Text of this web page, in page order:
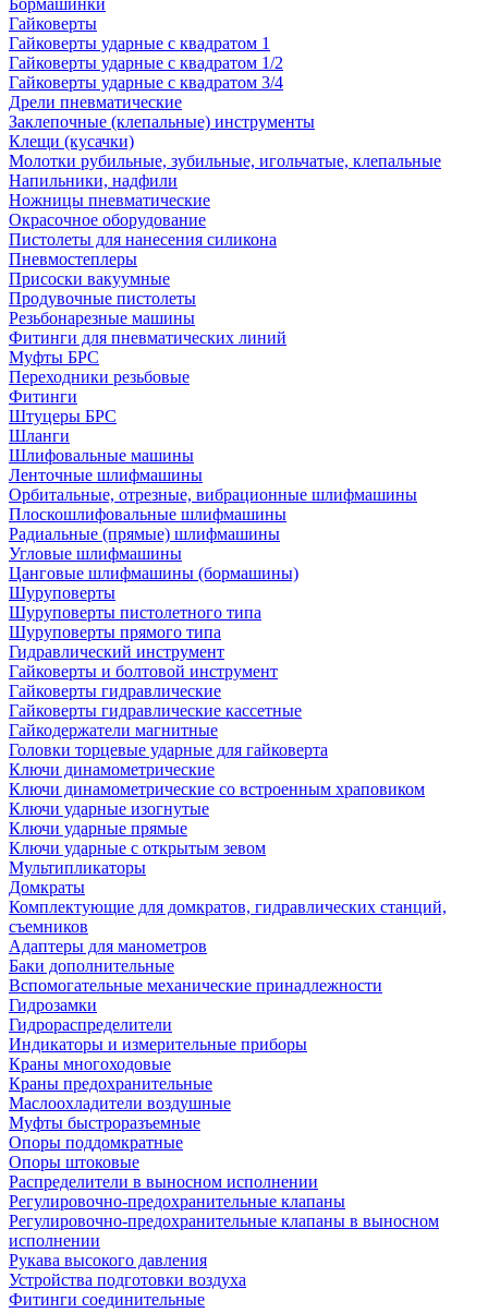
Бормашинки
Гайковерты
Гайковерты ударные с квадратом 1
Гайковерты ударные с квадратом 1/2
Гайковерты ударные с квадратом 3/4
Дрели пневматические
Заклепочные (клепальные) инструменты
Клещи (кусачки)
Молотки рубильные, зубильные, игольчатые, клепальные
Напильники, надфили
Ножницы пневматические
Окрасочное оборудование
Пистолеты для нанесения силикона
Пневмостеплеры
Присоски вакуумные
Продувочные пистолеты
Резьбонарезные машины
Фитинги для пневматических линий
Муфты БРС
Переходники резьбовые
Фитинги
Штуцеры БРС
Шланги
Шлифовальные машины
Ленточные шлифмашины
Орбитальные, отрезные, вибрационные шлифмашины
Плоскошлифовальные шлифмашины
Радиальные (прямые) шлифмашины
Угловые шлифмашины
Цанговые шлифмашины (бормашины)
Шуруповерты
Шуруповерты пистолетного типа
Шуруповерты прямого типа
Гидравлический инструмент
Гайковерты и болтовой инструмент
Гайковерты гидравлические
Гайковерты гидравлические кассетные
Гайкодержатели магнитные
Головки торцевые ударные для гайковерта
Ключи динамометрические
Ключи динамометрические со встроенным храповиком
Ключи ударные изогнутые
Ключи ударные прямые
Ключи ударные с открытым зевом
Мультипликаторы
Домкраты
Комплектующие для домкратов, гидравлических станций,
съемников
Адаптеры для манометров
Баки дополнительные
Вспомогательные механические принадлежности
Гидрозамки
Гидрораспределители
Индикаторы и измерительные приборы
Краны многоходовые
Краны предохранительные
Маслоохладители воздушные
Муфты быстроразъемные
Опоры поддомкратные
Опоры штоковые
Распределители в выносном исполнении
Регулировочно-предохранительные клапаны
Регулировочно-предохранительные клапаны в выносном
исполнении
Рукава высокого давления
Устройства подготовки воздуха
Фитинги соединительные